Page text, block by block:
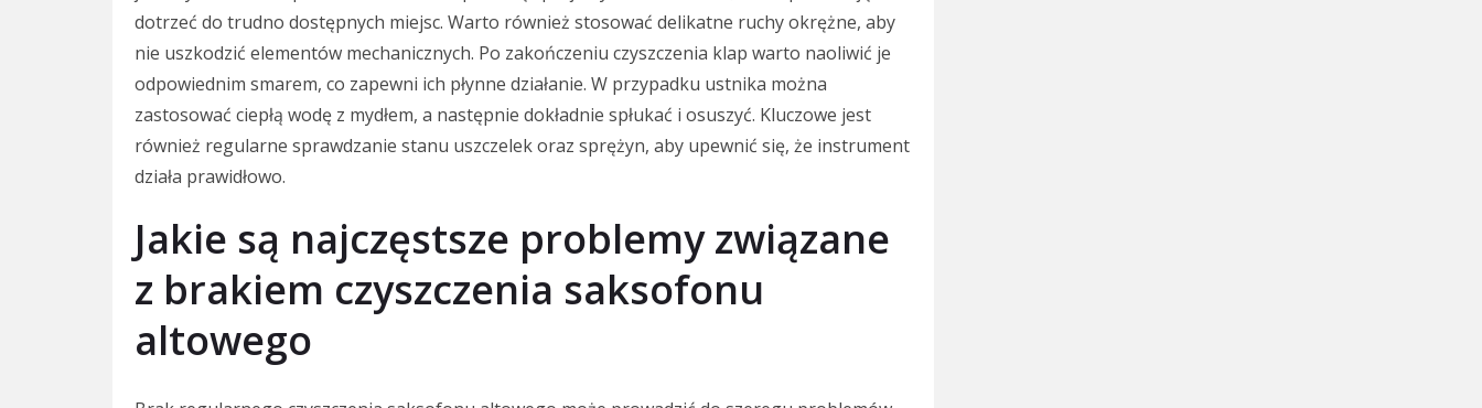
dotrzeć do trudno dostępnych miejsc. Warto również stosować delikatne ruchy okrężne, aby
nie uszkodzić elementów mechanicznych. Po zakończeniu czyszczenia klap warto naoliwić je
odpowiednim smarem, co zapewni ich płynne działanie. W przypadku ustnika można
zastosować ciepłą wodę z mydłem, a następnie dokładnie spłukać i osuszyć. Kluczowe jest
również regularne sprawdzanie stanu uszczelek oraz sprężyn, aby upewnić się, że instrument
działa prawidłowo.
Jakie są najczęstsze problemy związane
z brakiem czyszczenia saksofonu
altowego